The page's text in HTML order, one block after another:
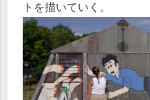
トを描いていく。